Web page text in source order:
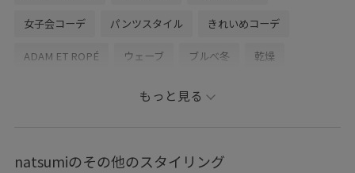
女子会コーデ パンツスタイル きれいめコーデ
ADAM ET ROPÉ ウェーブ ブルべ冬 乾燥
シャツ/ブラウス パンツ
GAH06120
もっと見る
natsumiのその他のスタイリング